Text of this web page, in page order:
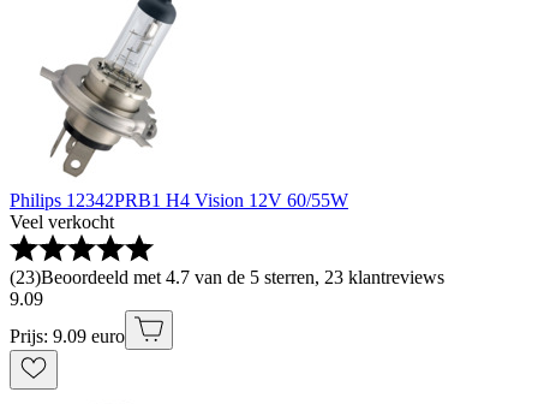
Philips 12342PRB1 H4 Vision 12V 60/55W
Veel verkocht
(23)Beoordeeld met 4.7 van de 5 sterren, 23 klantreviews
9.09
Prijs: 9.09 euro